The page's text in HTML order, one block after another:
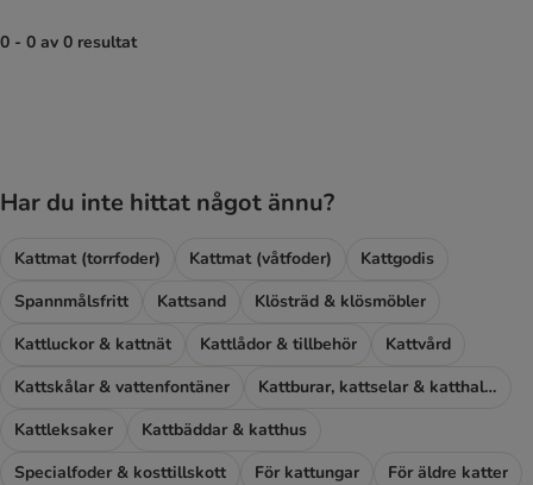
0 - 0 av 0 resultat
Har du inte hittat något ännu?
Kattmat (torrfoder) Kattmat (våtfoder)
Kattgodis
Spannmålsfritt
Kattsand
Klösträd & klösmöbler
Kattluckor & kattnät
Kattlådor & tillbehör
Kattvård
Kattskålar & vattenfontäner
Kattburar, kattselar & katthalsband
Kattleksaker
Kattbäddar & katthus
Specialfoder & kosttillskott
För kattungar
För äldre katter